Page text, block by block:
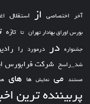
آخر اختصاصی از استقلال
بورس اوراق بهادار تهران تا تازه
جشنواره در درمورد را
شد_راسخ شرکت فرابورس
مستند می نمایش ها های
پربیننده ترین